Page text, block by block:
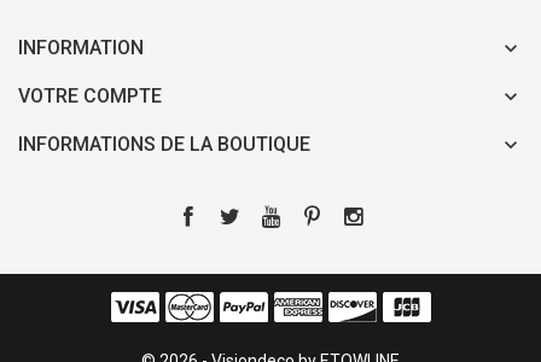
INFORMATION
VOTRE COMPTE
INFORMATIONS DE LA BOUTIQUE